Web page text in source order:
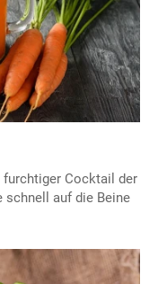
furchtiger Cocktail der
schnell auf die Beine